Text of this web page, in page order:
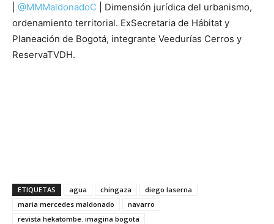
@MMMaldonadoC | Dimensión jurídica del urbanismo,
ordenamiento territorial. ExSecretaria de Hábitat y
Planeación de Bogotá, integrante Veedurías Cerros y
ReservaTVDH.
ETIQUETAS agua chingaza
diego laserna
maria mercedes maldonado
navarro
revista hekatombe. imagina bogota